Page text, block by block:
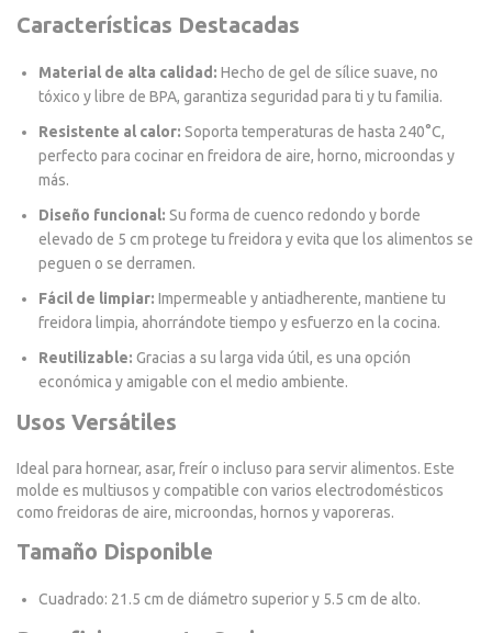
Características Destacadas
Material de alta calidad: Hecho de gel de sílice suave, no
tóxico y libre de BPA, garantiza seguridad para ti y tu familia.
Resistente al calor: Soporta temperaturas de hasta 240°C,
perfecto para cocinar en freidora de aire, horno, microondas y
más.
Diseño funcional: Su forma de cuenco redondo y borde
elevado de 5 cm protege tu freidora y evita que los alimentos se
peguen o se derramen.
Fácil de limpiar: Impermeable y antiadherente, mantiene tu
freidora limpia, ahorrándote tiempo y esfuerzo en la cocina.
Reutilizable: Gracias a su larga vida útil, es una opción
económica y amigable con el medio ambiente.
Usos Versátiles
Ideal para hornear, asar, freír o incluso para servir alimentos. Este
molde es multiusos y compatible con varios electrodomésticos
como freidoras de aire, microondas, hornos y vaporeras.
Tamaño Disponible
Cuadrado: 21.5 cm de diámetro superior y 5.5 cm de alto.